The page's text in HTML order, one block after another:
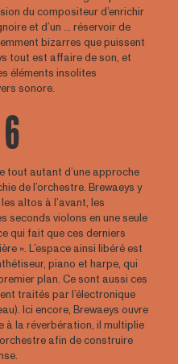
du compositeur d’enrichir
et d’un … réservoir de
bizarres que puissent
tout est affaire de son, et
éléments insolites
sonore.
tout autant d’une approche
de l’orchestre. Brewaeys y
altos à l’avant, les
seconds violons en une seule
qui fait que ces derniers
». L’espace ainsi libéré est
piano et harpe, qui
plan. Ce sont aussi ces
traités par l’électronique
Ici encore, Brewaeys ouvre
à la réverbération, il multiplie
afin de construire